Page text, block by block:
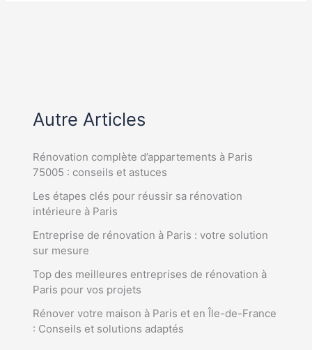
Autre Articles
Rénovation complète d’appartements à Paris
75005 : conseils et astuces
Les étapes clés pour réussir sa rénovation
intérieure à Paris
Entreprise de rénovation à Paris : votre solution
sur mesure
Top des meilleures entreprises de rénovation à
Paris pour vos projets
Rénover votre maison à Paris et en Île-de-France
: Conseils et solutions adaptés